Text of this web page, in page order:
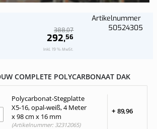
292,56
388,07
Inkl. 19 % MwSt.
Artikelnummer
50524305
COMPLETE POLYCARBONAAT DAK
Polycarbonat-Stegplatte
X5-16, opal-weiß, 4 Meter
x 98 cm x 16 mm
+ 89,96
(Artikelnummer: 32312065)